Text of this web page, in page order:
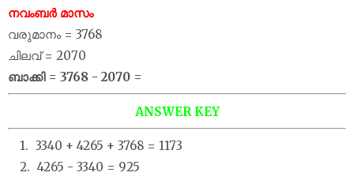
നവംബർ മാസം
വരുമാനം = 3768
ചിലവ് = 2070
ബാക്കി = 3768 - 2070 =
ANSWER KEY
3340 + 4265 + 3768 = 1173
4265 - 3340 = 925